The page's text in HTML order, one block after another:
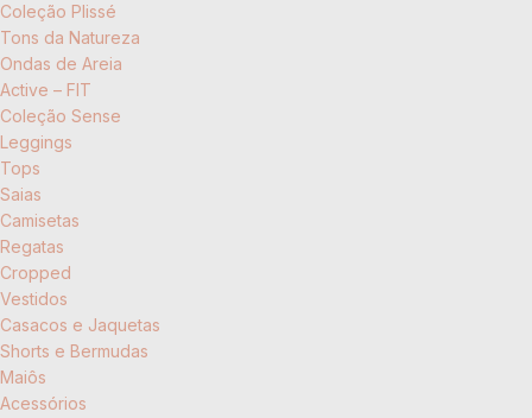
Coleção Plissé
Tons da Natureza
Ondas de Areia
Active – FIT
Coleção Sense
Leggings
Tops
Saias
Camisetas
Regatas
Cropped
Vestidos
Casacos e Jaquetas
Shorts e Bermudas
Maiôs
Acessórios